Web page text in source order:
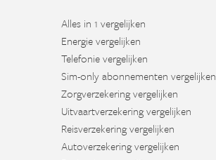
Alles in 1 vergelijken
Energie vergelijken
Telefonie vergelijken
Sim-only abonnementen vergelijken
Zorgverzekering vergelijken
Uitvaartverzekering vergelijken
Reisverzekering vergelijken
Autoverzekering vergelijken